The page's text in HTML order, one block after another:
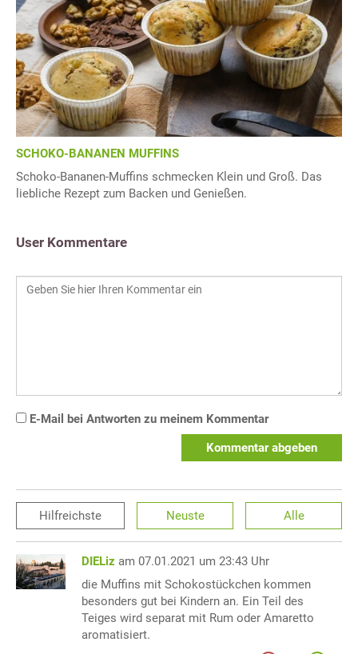
SCHOKO-BANANEN MUFFINS
Schoko-Bananen-Muffins schmecken Klein und Groß. Das
liebliche Rezept zum Backen und Genießen.
User Kommentare
E-Mail bei Antworten zu meinem Kommentar
Kommentar abgeben
Hilfreichste Neuste Alle
DIELiz am 07.01.2021 um 23:43 Uhr
die Muffins mit Schokostückchen kommen
besonders gut bei Kindern an. Ein Teil des
Teiges wird separat mit Rum oder Amaretto
aromatisiert.